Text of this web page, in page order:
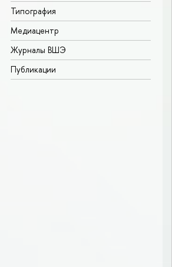
Типография
Медиацентр
Журналы ВШЭ
Публикации